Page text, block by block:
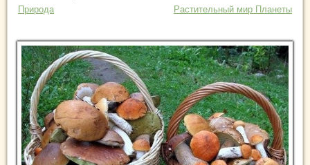
Природа Растительный мир Планеты